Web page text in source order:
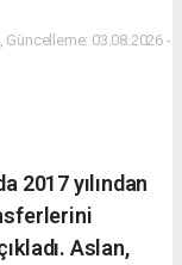
03.08.2026 -
2017 yılından
Aslan,